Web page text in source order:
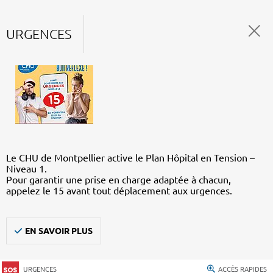
URGENCES
Le CHU de Montpellier active le Plan Hôpital en Tension –
Niveau 1.
Pour garantir une prise en charge adaptée à chacun,
appelez le 15 avant tout déplacement aux urgences.
EN SAVOIR PLUS
URGENCES ACCÈS RAPIDES